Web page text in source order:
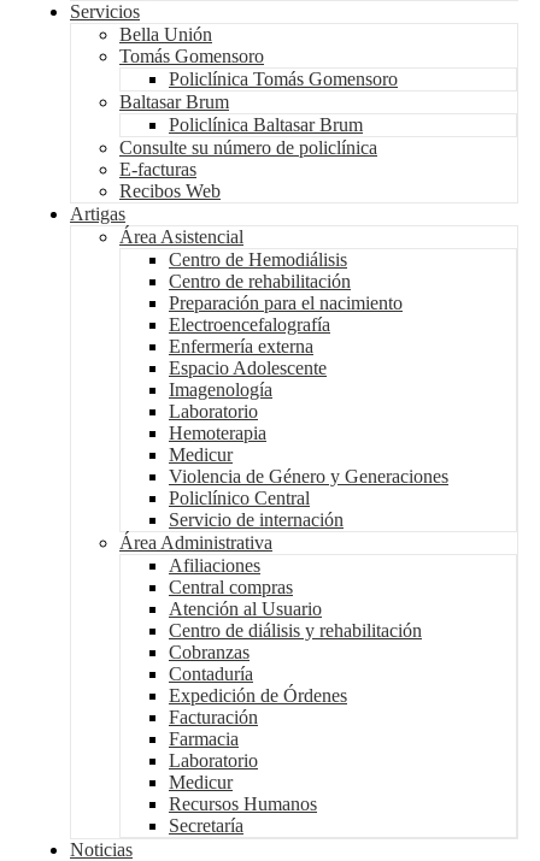
Servicios
Bella Unión
Tomás Gomensoro
Policlínica Tomás Gomensoro
Baltasar Brum
Policlínica Baltasar Brum
Consulte su número de policlínica
E-facturas
Recibos Web
Artigas
Área Asistencial
Centro de Hemodiálisis
Centro de rehabilitación
Preparación para el nacimiento
Electroencefalografía
Enfermería externa
Espacio Adolescente
Imagenología
Laboratorio
Hemoterapia
Medicur
Violencia de Género y Generaciones
Policlínico Central
Servicio de internación
Área Administrativa
Afiliaciones
Central compras
Atención al Usuario
Centro de diálisis y rehabilitación
Cobranzas
Contaduría
Expedición de Órdenes
Facturación
Farmacia
Laboratorio
Medicur
Recursos Humanos
Secretaría
Noticias